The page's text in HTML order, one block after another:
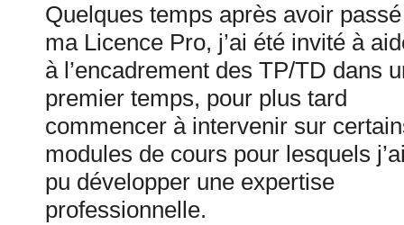
Quelques temps après avoir passé
ma Licence Pro, j’ai été invité à
à l’encadrement des TP/TD dans
premier temps, pour plus tard
commencer à intervenir sur
modules de cours pour lesquels
pu développer une expertise
professionnelle.